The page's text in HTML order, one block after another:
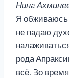
Нина
Я обживаюсь
не падаю
рода
всё. Во